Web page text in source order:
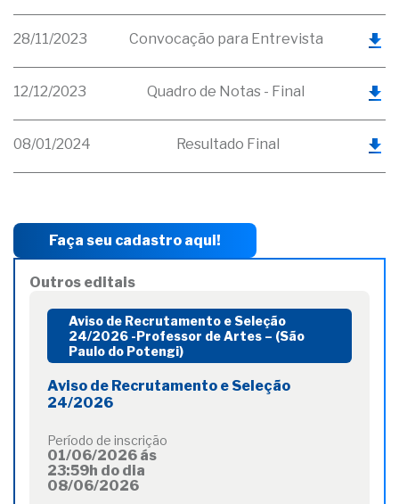
28/11/2023 Convocação para Entrevista
12/12/2023 Quadro de Notas - Final
08/01/2024 Resultado Final
Faça seu cadastro aqui!
Outros editais
Aviso de Recrutamento e Seleção
24/2026 -Professor de Artes – (São
Paulo do Potengi)
Aviso de Recrutamento e Seleção
24/2026
Período de inscrição
01/06/2026 ás
23:59h do dia
08/06/2026